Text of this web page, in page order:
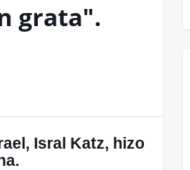
grata".
Isral Katz, hizo